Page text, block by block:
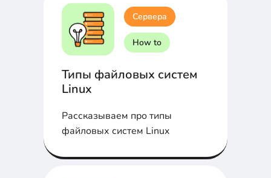
Сервера
How to
Типы файловых систем
Linux
Рассказываем про типы
файловых систем Linux